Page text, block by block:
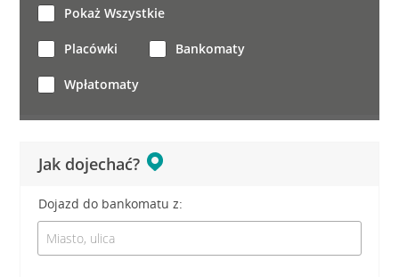
Jak dojechać?
Dojazd do bankomatu z:
Pokaż Wszystkie
Placówki Bankomaty
Wpłatomaty